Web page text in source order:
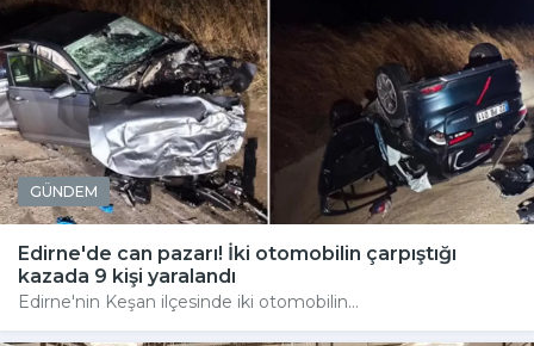
GÜNDEM
Edirne'de can pazarı! İki otomobilin çarpıştığı
kazada 9 kişi yaralandı
Edirne'nin Keşan ilçesinde iki otomobilin...